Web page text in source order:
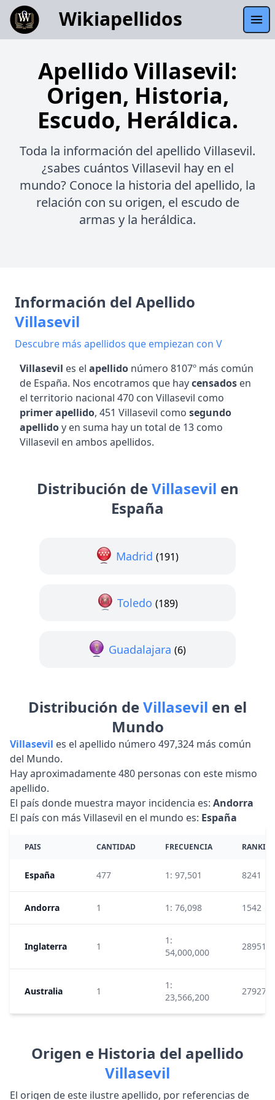
Wikiapellidos
Apellido Villasevil:
Origen, Historia,
Escudo, Heráldica.
Toda la información del apellido Villasevil.
¿sabes cuántos Villasevil hay en el
mundo? Conoce la historia del apellido, la
relación con su origen, el escudo de
armas y la heráldica.
Información del Apellido
Villasevil
Descubre más apellidos que empiezan con V
Villasevil es el apellido número 8107º más común
de España. Nos encotramos que haycensados en
el territorio nacional 470 con Villasevil como
primer apellido, 451 Villasevil como segundo
apellidoy en suma hay un total de 13 como
Villasevil en ambos apellidos.
Distribución deVillasevil en
España
Madrid (191)
Toledo (189)
Guadalajara (6)
Distribución deVillasevil en el
Mundo
Villasevil es el apellido número 497,324 más común
del Mundo.
Hay aproximadamente 480 personas con este mismo
apellido.
El país donde muestra mayor incidencia es: Andorra
El país con más Villasevil en el mundo es: España
PAIS CANTIDAD FRECUENCIA
España 477 1: 97,501 8241
Andorra 1 1: 76,098 1542
Inglaterra 1
1:
54,000,000
289511
Australia 1
1:
23,566,200
279271
Origen e Historia del apellido
Villasevil
El origen de este ilustre apellido, por referencias de